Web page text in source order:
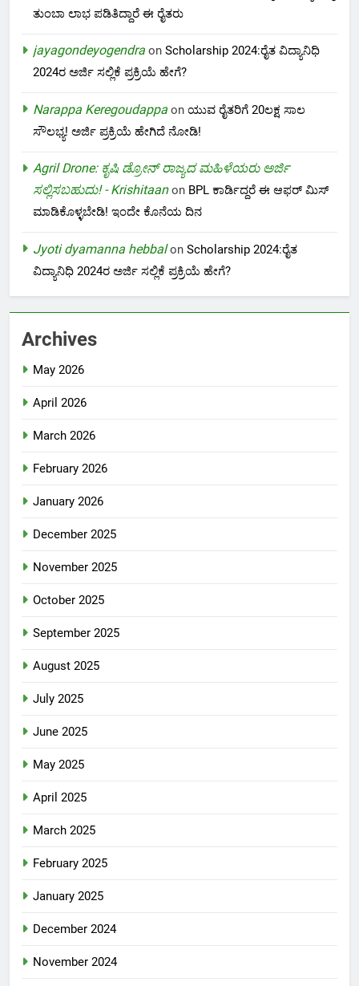
ತುಂಬಾ ಲಾಭ ಪಡಿತಿದ್ದಾರೆ ಈ ರೈತರು
jayagondeyogendra on Scholarship 2024:ರೈತ ವಿದ್ಯಾನಿಧಿ
2024ರ ಅರ್ಜಿ ಸಲ್ಲಿಕೆ ಪ್ರಕ್ರಿಯೆ ಹೇಗೆ?
Narappa Keregoudappa on ಯುವ ರೈತರಿಗೆ 20ಲಕ್ಷ ಸಾಲ
ಸೌಲಭ್ಯ! ಅರ್ಜಿ ಪ್ರಕ್ರಿಯೆ ಹೇಗಿದೆ ನೋಡಿ!
Agril Drone: ಕೃಷಿ ಡ್ರೋನ್ ರಾಜ್ಯದ ಮಹಿಳೆಯರು ಅರ್ಜಿ
ಸಲ್ಲಿಸಬಹುದು! - Krishitaanon BPL ಕಾರ್ಡಿದ್ದರೆ ಈ ಆಫರ್ ಮಿಸ್
ಮಾಡಿಕೊಳ್ಳಬೇಡಿ! ಇಂದೇ ಕೊನೆಯ ದಿನ
Jyoti dyamanna hebbalon Scholarship 2024:ರೈತ
ವಿದ್ಯಾನಿಧಿ 2024ರ ಅರ್ಜಿ ಸಲ್ಲಿಕೆ ಪ್ರಕ್ರಿಯೆ ಹೇಗೆ?
Archives
May 2026
April 2026
March 2026
February 2026
January 2026
December 2025
November 2025
October 2025
September 2025
August 2025
July 2025
June 2025
May 2025
April 2025
March 2025
February 2025
January 2025
December 2024
November 2024